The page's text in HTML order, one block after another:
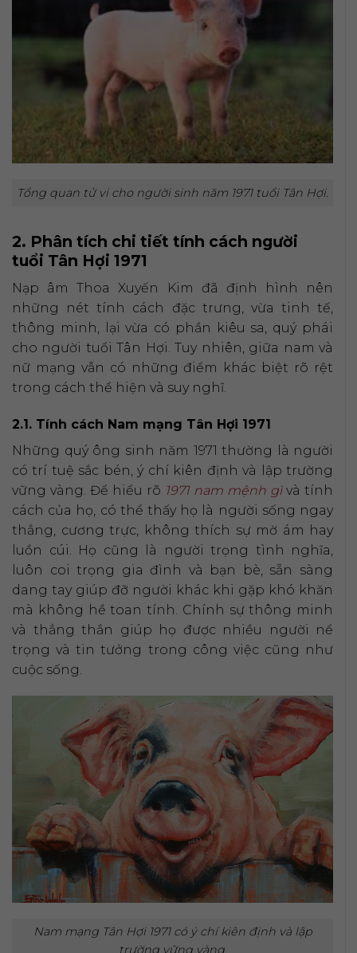
Tổng quan tử vi cho người sinh năm 1971 tuổi Tân Hợi.
2. Phân tích chi tiết tính cách người
tuổi Tân Hợi 1971
Nạp âm Thoa Xuyến Kim đã định hình nên
những nét tính cách đặc trưng, vừa tinh tế,
thông minh, lại vừa có phần kiêu sa, quý phái
cho người tuổi Tân Hợi. Tuy nhiên, giữa nam và
nữ mạng vẫn có những điểm khác biệt rõ rệt
trong cách thể hiện và suy nghĩ.
2.1. Tính cách Nam mạng Tân Hợi 1971
Những quý ông sinh năm 1971 thường là người
có trí tuệ sắc bén, ý chí kiên định và lập trường
vững vàng. Để hiểu rõ 1971 nam mệnh gìvà tính
cách của họ, có thể thấy họ là người sống ngay
thẳng, cương trực, không thích sự mờ ám hay
luồn cúi. Họ cũng là người trọng tình nghĩa,
luôn coi trọng gia đình và bạn bè, sẵn sàng
dang tay giúp đỡ người khác khi gặp khó khăn
mà không hề toan tính. Chính sự thông minh
và thẳng thắn giúp họ được nhiều người nể
trọng và tin tưởng trong công việc cũng như
cuộc sống.
Nam mạng Tân Hợi 1971 có ý chí kiên định và lập
trường vững vàng.